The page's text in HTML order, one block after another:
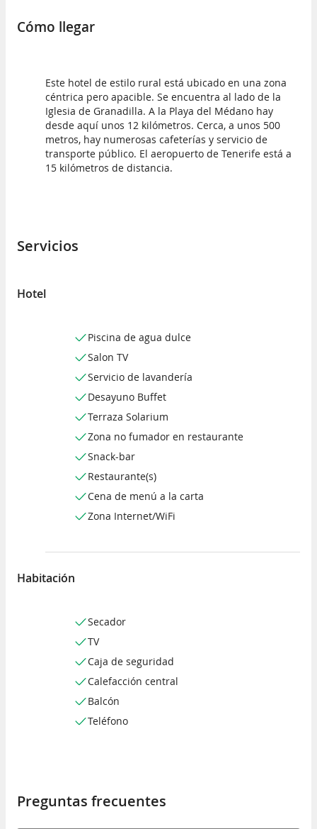
Cómo llegar
Este hotel de estilo rural está ubicado en una zona
céntrica pero apacible. Se encuentra al lado de la
Iglesia de Granadilla. A la Playa del Médano hay
desde aquí unos 12 kilómetros. Cerca, a unos 500
metros, hay numerosas cafeterías y servicio de
transporte público. El aeropuerto de Tenerife está a
15 kilómetros de distancia.
Servicios
Hotel
Piscina de agua dulce
Salon TV
Servicio de lavandería
Desayuno Buffet
Terraza Solarium
Zona no fumador en restaurante
Snack-bar
Restaurante(s)
Cena de menú a la carta
Zona Internet/WiFi
Habitación
Secador
TV
Caja de seguridad
Calefacción central
Balcón
Teléfono
Preguntas frecuentes